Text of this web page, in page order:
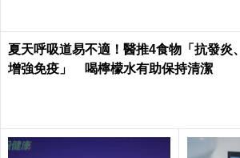
夏天呼吸道易不適！醫推4食物「抗發炎、
增強免疫」 喝檸檬水有助保持清潔